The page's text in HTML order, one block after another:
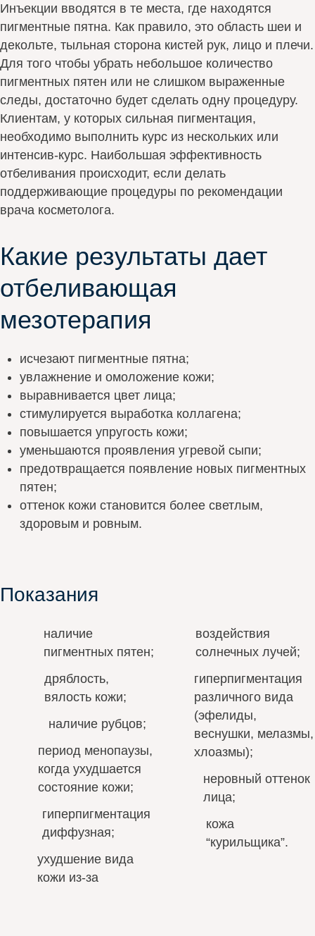
Инъекции вводятся в те места, где находятся
пигментные пятна. Как правило, это область шеи и
декольте, тыльная сторона кистей рук, лицо и плечи.
Для того чтобы убрать небольшое количество
пигментных пятен или не слишком выраженные
следы, достаточно будет сделать одну процедуру.
Клиентам, у которых сильная пигментация,
необходимо выполнить курс из нескольких или
интенсив-курс. Наибольшая эффективность
отбеливания происходит, если делать
поддерживающие процедуры по рекомендации
врача косметолога.
Какие результаты дает
отбеливающая
мезотерапия
исчезают пигментные пятна;
увлажнение и омоложение кожи;
выравнивается цвет лица;
стимулируется выработка коллагена;
повышается упругость кожи;
уменьшаются проявления угревой сыпи;
предотвращается появление новых пигментных
пятен;
оттенок кожи становится более светлым,
здоровым и ровным.
Показания
наличие
пигментных пятен;
дряблость,
вялость кожи;
наличие рубцов;
период менопаузы,
когда ухудшается
состояние кожи;
гиперпигментация
диффузная;
ухудшение вида
кожи из-за
воздействия
солнечных лучей;
гиперпигментация
различного вида
(эфелиды,
веснушки, мелазмы,
хлоазмы);
неровный оттенок
лица;
кожа
“курильщика”.